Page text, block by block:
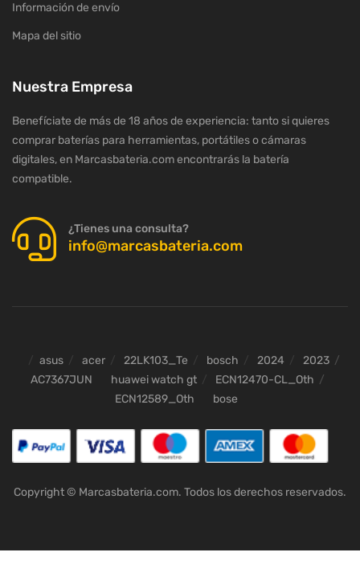
Información de envío
Mapa del sitio
Nuestra Empresa
Benefíciate de más de 18 años de experiencia: tanto si quieres
comprar baterías para herramientas, portátiles o cámaras
digitales, en Marcasbateria.com encontrarás la batería
compatible.
¿Tienes una consulta?
info@marcasbateria.com
asus acer 22LK103_Te bosch 2024
2023
AC7367JUN
huawei watch gt
ECN12470-CL_Oth
ECN12589_Oth
bose
Copyright © Marcasbateria.com. Todos los derechos reservados.